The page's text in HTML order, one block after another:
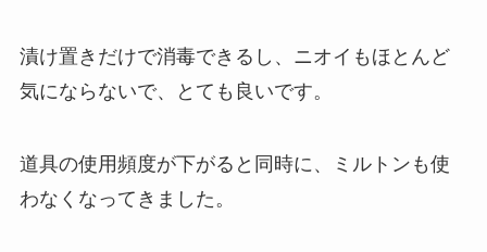
漬け置きだけで消毒できるし、ニオイもほとんど
気にならないで、とても良いです。
道具の使用頻度が下がると同時に、ミルトンも使
わなくなってきました。